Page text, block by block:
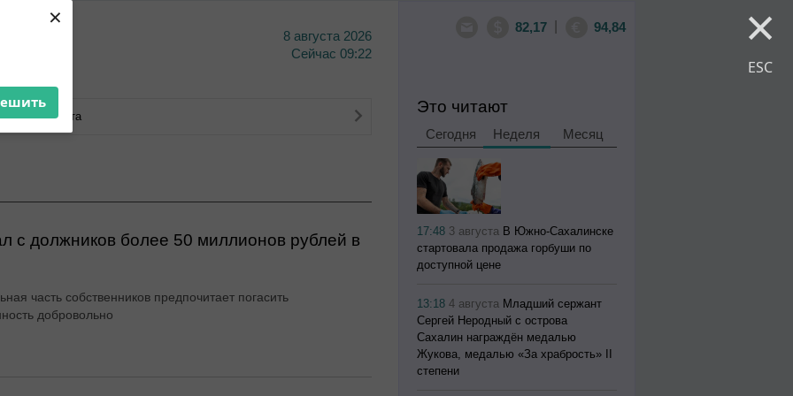
× ×
ESC
8 августа 2026
Сейчас 09:22
82,17 94,84
счета
с должников более 50 миллионов рублей в
часть собственников предпочитает погасить
добровольно
Это читают
Сегодня Неделя Месяц
17:48 3 августа В Южно-Сахалинске
стартовала продажа горбуши по
доступной цене
13:184 августа Младший сержант
Сергей Неродный с острова
Сахалин награждён медалью
Жукова, медалью «За храбрость» II
степени